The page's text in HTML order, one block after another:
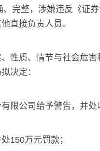
完整，涉嫌违反《证
直接负责人员。
质、情节与社会危害
决定：
公司给予警告，并处
万元罚款；